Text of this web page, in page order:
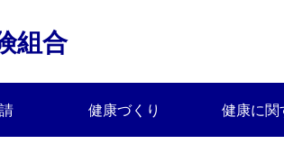
組合
健康づくり 健康に関